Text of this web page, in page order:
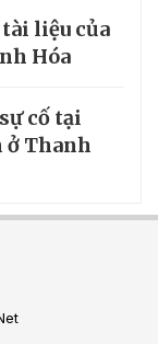
liệu của
Hóa
cố tại
Thanh